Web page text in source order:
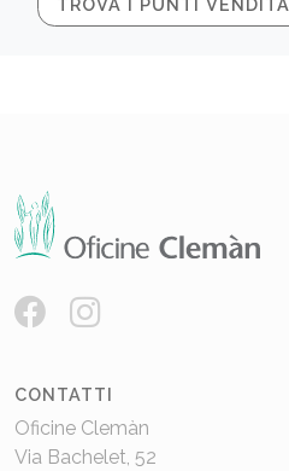
CONTATTI
Oficine Clemàn
Via Bachelet, 52